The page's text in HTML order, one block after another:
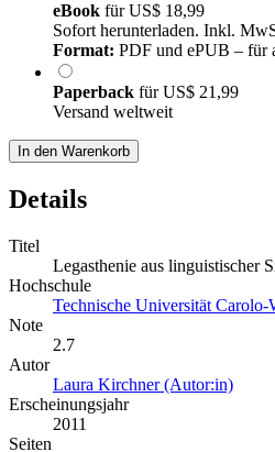
eBook fürUS$ 18,99
Sofort herunterladen. Inkl.
Format: PDF und ePUB – für
Paperback fürUS$ 21,99
Versand weltweit
In den Warenkorb
Details
Titel
Legasthenie aus linguistischer
Hochschule
Technische Universität
Note
2.7
Autor
Laura Kirchner (Autor:in)
Erscheinungsjahr
2011
Seiten